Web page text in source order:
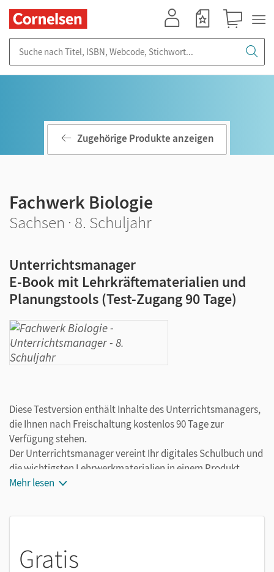
Zugehörige Produkte anzeigen
Fachwerk Biologie
Sachsen · 8. Schuljahr
Unterrichtsmanager
E-Book mit Lehrkräftematerialien und
Planungstools (Test-Zugang 90 Tage)
Diese Testversion enthält Inhalte des Unterrichtsmanagers,
die Ihnen nach Freischaltung kostenlos 90 Tage zur
Verfügung stehen.
Der Unterrichtsmanager vereint Ihr digitales Schulbuch und
die wichtigsten Lehrwerkmaterialien in einem Produkt.
Ergänzt um hilfreiche Planungstools, vereinfacht er Ihre
Mehr lesen
Gratis